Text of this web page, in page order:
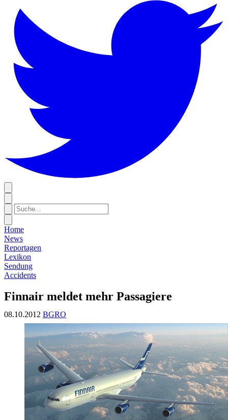
Home
News
Reportagen
Lexikon
Sendung
Accidents
Finnair meldet mehr Passagiere
08.10.2012 BGRO